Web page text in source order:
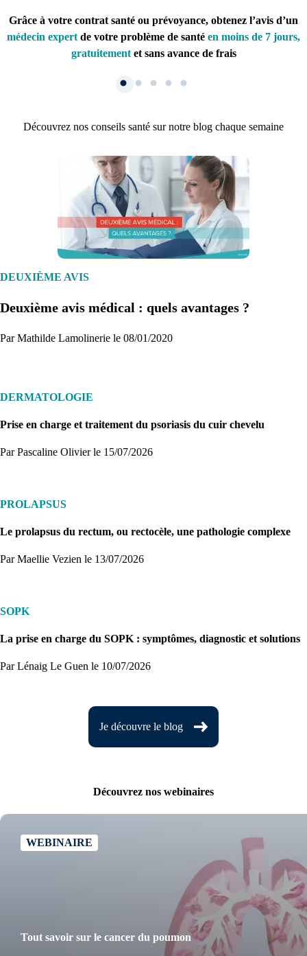
Grâce à votre contrat santé ou prévoyance, obtenez l’avis d’un
médecin expert de votre problème de santé en moins de 7 jours,
gratuitementet sans avance de frais
1. Inscription
Créez un compte et récupérez votre dossier médical en parallèle
Je commence
Découvrez nos conseils santé sur notre blog chaque semaine
DEUXIÈME AVIS
Deuxième avis médical : quels avantages ?
Par Mathilde Lamolinerie le 08/01/2020
DERMATOLOGIE
Prise en charge et traitement du psoriasis du cuir chevelu
Par Pascaline Olivierle 15/07/2026
PROLAPSUS
Le prolapsus du rectum, ou rectocèle, une pathologie complexe
Par Maellie Vezien le 13/07/2026
SOPK
La prise en charge du SOPK : symptômes, diagnostic et solutions
Par Lénaig Le Guen le 10/07/2026
Je découvre le blog
Découvrez nos webinaires
WEBINAIRE
Tout savoir sur le cancer du poumon